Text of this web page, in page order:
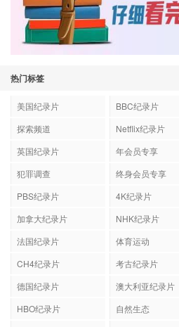
热门标签
美国纪录片 BBC纪录片
探索频道
Netflix纪录片
英国纪录片
年会员专享
犯罪调查
终身会员专享
PBS纪录片
4K纪录片
加拿大纪录片
NHK纪录片
法国纪录片
体育运动
CH4纪录片
考古纪录片
德国纪录片
澳大利亚纪录片
HBO纪录片
自然生态